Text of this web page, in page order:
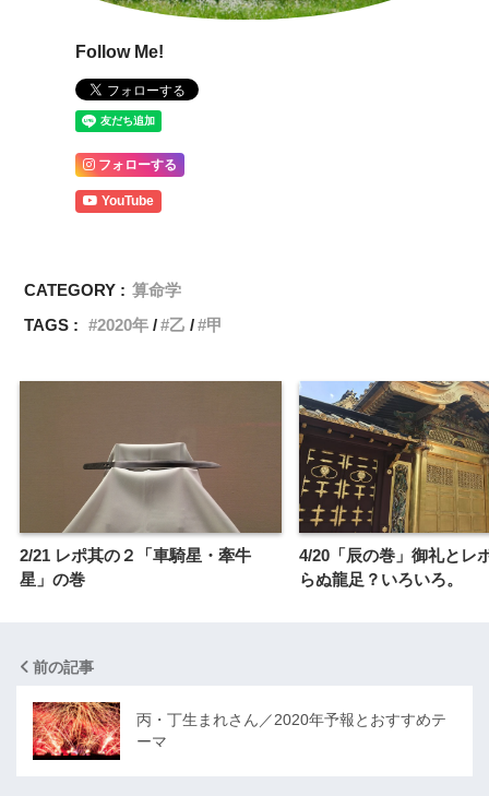
Follow Me!
フォローする
YouTube
CATEGORY : 算命学
TAGS :
2020年 乙 甲
2/21 レポ其の２「車騎星・牽牛
星」の巻
4/20「辰の巻」御礼とレ
らぬ龍足？いろいろ。
前の記事
丙・丁生まれさん／2020年予報とおすすめテ
ーマ